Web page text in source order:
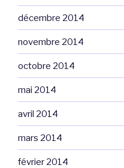
décembre 2014
novembre 2014
octobre 2014
mai 2014
avril 2014
mars 2014
février 2014